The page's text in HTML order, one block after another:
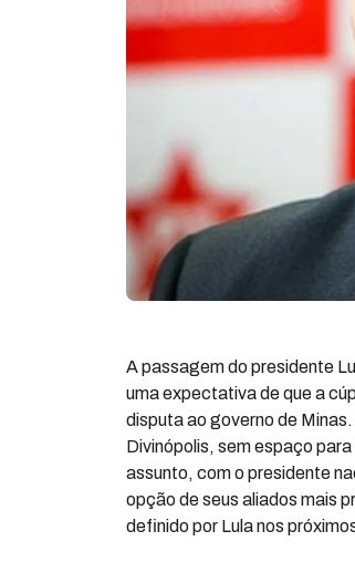
A passagem do presidente
uma expectativa de que a
disputa ao governo de
Divinópolis, sem espaço
assunto, com o presidente
opção de seus aliados mais
definido por Lula nos